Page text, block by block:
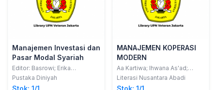
Manajemen Investasi dan
Pasar Modal Syariah
Editor: Basrowi; Erika
Anggraeni
Pustaka Diniyah
Stok: 1/1
MANAJEMEN KOPERASI
MODERN
Aa Kartiwa; Ihwana As'ad;
Ummi Kalsum
Literasi Nusantara Abadi
Stok: 1/1